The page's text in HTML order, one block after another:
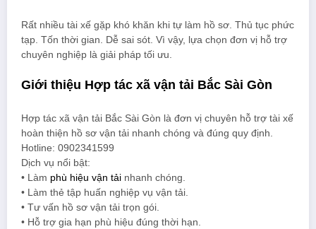
Rất nhiều tài xế gặp khó khăn khi tự làm hồ sơ. Thủ tục phức
tạp. Tốn thời gian. Dễ sai sót. Vì vậy, lựa chọn đơn vị hỗ trợ
chuyên nghiệp là giải pháp tối ưu.
Giới thiệu Hợp tác xã vận tải Bắc Sài Gòn
Hợp tác xã vận tải Bắc Sài Gòn là đơn vị chuyên hỗ trợ tài xế
hoàn thiện hồ sơ vận tải nhanh chóng và đúng quy định.
Hotline: 0902341599
Dịch vụ nổi bật:
• Làm phù hiệu vận tải nhanh chóng.
• Làm thẻ tập huấn nghiệp vụ vận tải.
• Tư vấn hồ sơ vận tải trọn gói.
• Hỗ trợ gia hạn phù hiệu đúng thời hạn.